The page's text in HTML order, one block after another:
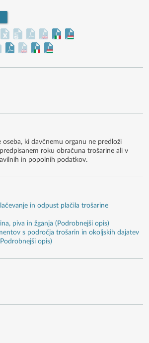
oseba, ki davčnemu organu ne predloži
roku obračuna trošarine ali v
in popolnih podatkov.
in odpust plačila trošarine
piva in žganja (Podrobnejši opis)
s področja trošarin in okoljskih dajatev
opis)